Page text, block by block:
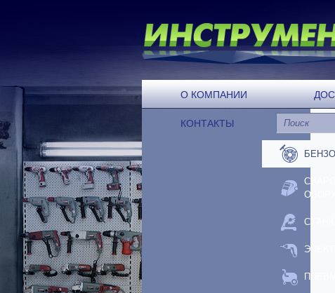
О КОМПАНИИ
КОНТАКТЫ
СТАНКИ